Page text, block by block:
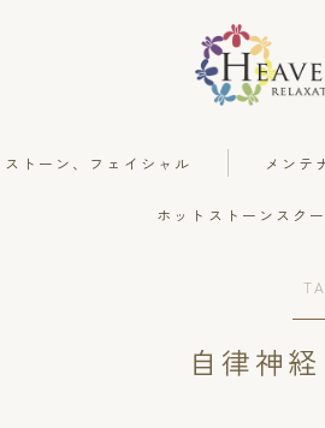
ストーン、フェイシャル メンテ
ホットストーンスク
メンテナンスコース
自律神